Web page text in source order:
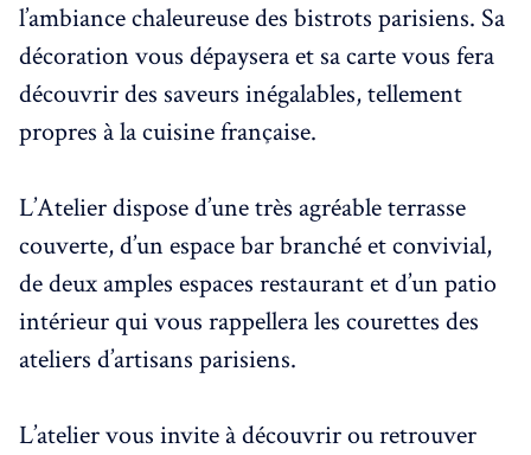
l’ambiance chaleureuse des bistrots parisiens. Sa
décoration vous dépaysera et sa carte vous fera
découvrir des saveurs inégalables, tellement
propres à la cuisine française.
L’Atelier dispose d’une très agréable terrasse
couverte, d’un espace bar branché et convivial,
de deux amples espaces restaurant et d’un patio
intérieur qui vous rappellera les courettes des
ateliers d’artisans parisiens.
L’atelier vous invite à découvrir ou retrouver